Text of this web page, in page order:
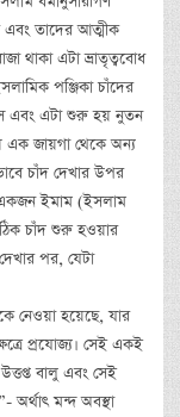
এবং তাদের আত্মীক
থাকা এটা ভ্রাতৃত্ববোধ
পঞ্জিকা চাঁদের
এবং এটা শুরু হয় নুতন
এক জায়গা থেকে অন্য
চাঁদ দেখার উপর
একজন ইমাম (ইসলাম
ঠিক চাঁদ শুরু হওয়ার
পর, যেটা
নেওয়া হয়েছে, যার
প্রযোজ্য। সেই একই
বালু এবং সেই
অর্থাৎ মন্দ অবস্থা